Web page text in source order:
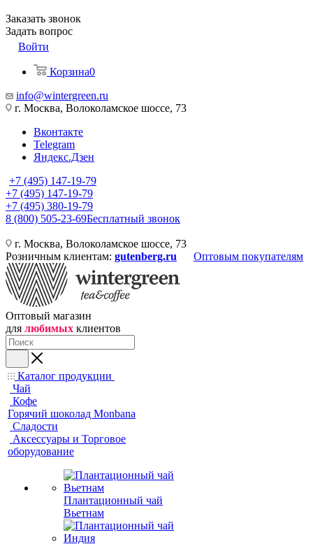
Заказать звонок
Задать вопрос
Войти
Корзина0
info@wintergreen.ru
г. Москва, Волоколамское шоссе, 73
Вконтакте
Telegram
Яндекс.Дзен
+7 (495) 147-19-79
+7 (495) 147-19-79
+7 (495) 380-19-79
8 (800) 505-23-69Бесплатный звонок
г. Москва, Волоколамское шоссе, 73
Розничным клиентам: gutenberg.ru Оптовым покупателям
Оптовый магазин
для любимых клиентов
Каталог продукции
Чай
Кофе
Горячий шоколад Monbana
Сладости
Аксессуары и Торговое
оборудование
Плантационный чай
Вьетнам